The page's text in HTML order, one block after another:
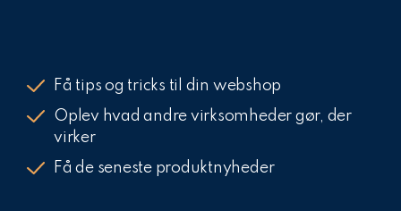
Få tips og tricks til din webshop
Oplev hvad andre virksomheder gør, der
virker
Få de seneste produktnyheder